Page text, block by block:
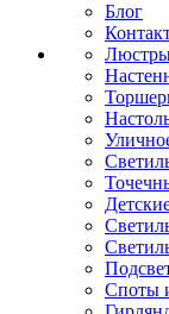
Блог
Споты